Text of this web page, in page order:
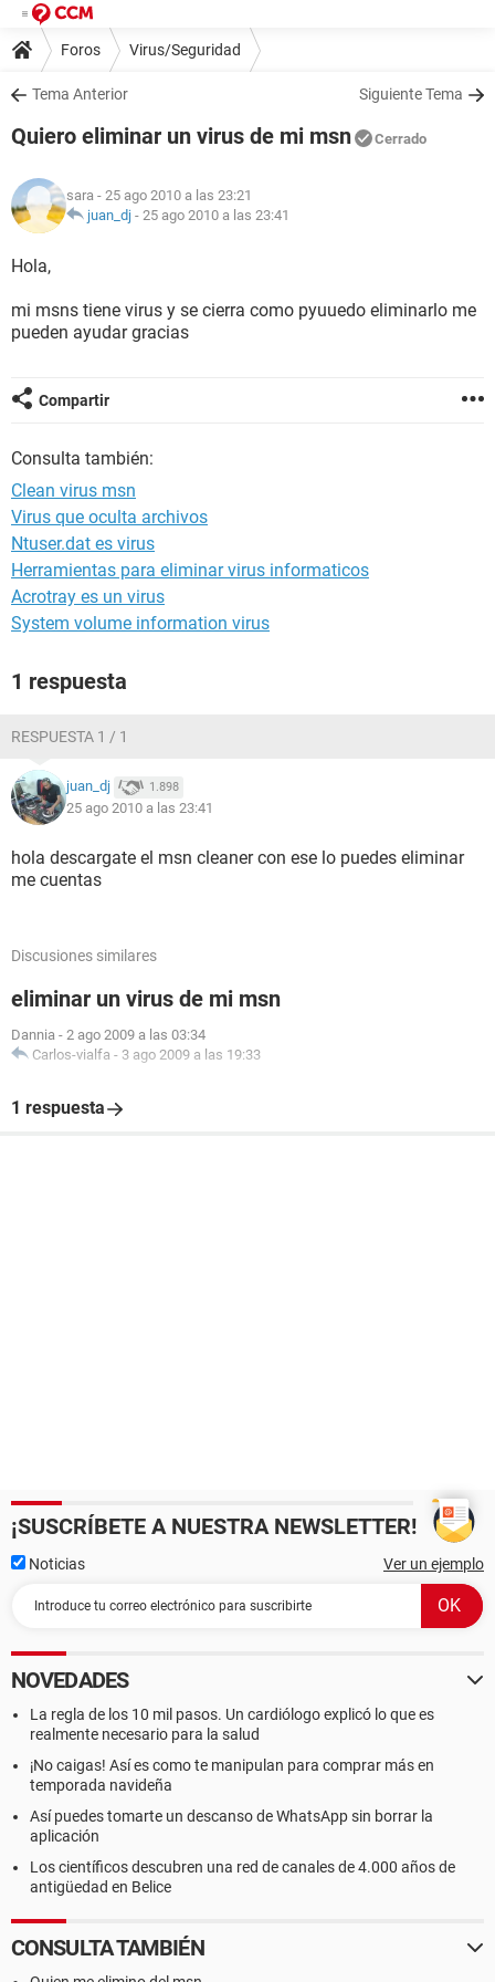
Foros Virus/Seguridad
Tema Anterior Siguiente Tema
Quiero eliminar un virus de mi msn Cerrado
sara - 25 ago 2010 a las 23:21
juan_dj - 25 ago 2010 a las 23:41
Hola,
mi msns tiene virus y se cierra como pyuuedo eliminarlo me
pueden ayudar gracias
Compartir
Consulta también:
Clean virus msn
Virus que oculta archivos
Ntuser.dat es virus
Herramientas para eliminar virus informaticos
Acrotray es un virus
System volume information virus
1 respuesta
RESPUESTA 1 / 1
juan_dj 1.898
25 ago 2010 a las 23:41
hola descargate el msn cleaner con ese lo puedes eliminar
me cuentas
Discusiones similares
eliminar un virus de mi msn
Dannia - 2 ago 2009 a las 03:34
Carlos-vialfa - 3 ago 2009 a las 19:33
1 respuesta
¡SUSCRÍBETE A NUESTRA NEWSLETTER!
Noticias Ver un ejemplo
NOVEDADES
La regla de los 10 mil pasos. Un cardiólogo explicó lo que es
realmente necesario para la salud
¡No caigas! Así es como te manipulan para comprar más en
temporada navideña
Así puedes tomarte un descanso de WhatsApp sin borrar la
aplicación
Los científicos descubren una red de canales de 4.000 años de
antigüedad en Belice
CONSULTA TAMBIÉN